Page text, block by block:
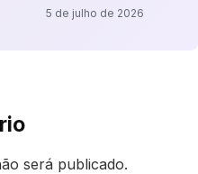
5 de julho de 2026
será publicado.